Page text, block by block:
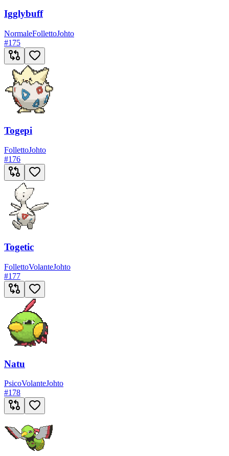
Igglybuff
NormaleFollettoJohto
#175
Togepi
FollettoJohto
#176
Togetic
FollettoVolanteJohto
#177
Natu
PsicoVolanteJohto
#178